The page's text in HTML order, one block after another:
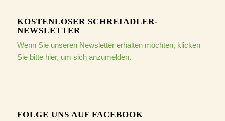
KOSTENLOSER SCHREIADLER-
NEWSLETTER
Wenn Sie unseren Newsletter erhalten möchten, klicken
Sie bitte hier, um sich anzumelden.
FOLGE UNS AUF FACEBOOK